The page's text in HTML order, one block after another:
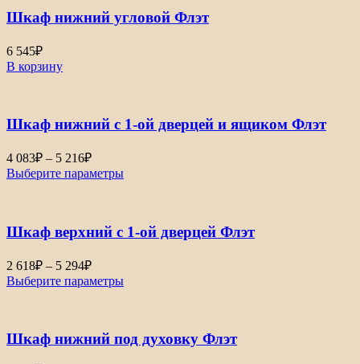
5
Шкаф нижний угловой Флэт
6 545₽
В корзину
Шкаф нижний с 1-ой дверцей и ящиком Флэт
4 083₽ – 5 216₽Диапазон
цен:
4
5
Выберите параметры
Шкаф верхний с 1-ой дверцей Флэт
2 618₽ – 5 294₽Диапазон
цен:
2
5
Выберите параметры
Шкаф нижний под духовку Флэт